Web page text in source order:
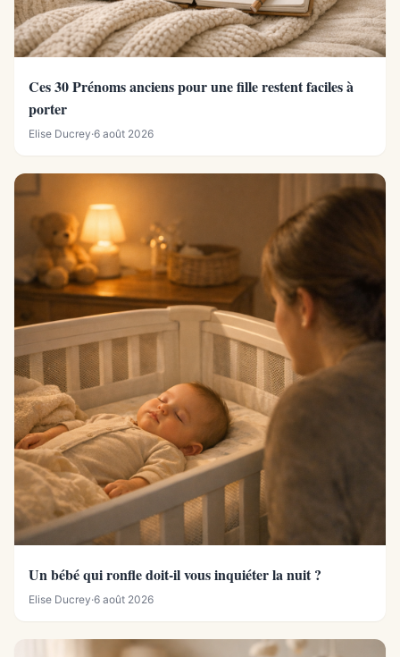
Ces 30 Prénoms anciens pour une fille restent faciles à
porter
Elise Ducrey·6 août 2026
Un bébé qui ronfle doit-il vous inquiéter la nuit ?
Elise Ducrey·6 août 2026